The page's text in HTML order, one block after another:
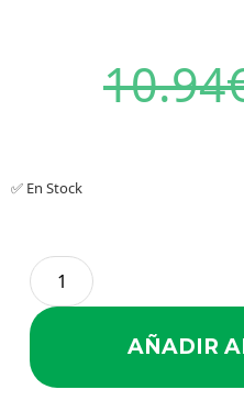
10.94
✅ En Stock
AÑADIR